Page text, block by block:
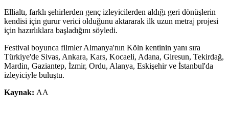
Ellialtı, farklı şehirlerden genç izleyicilerden aldığı geri dönüşlerin
kendisi için gurur verici olduğunu aktararak ilk uzun metraj projesi
için hazırlıklara başladığını söyledi.
Festival boyunca filmler Almanya'nın Köln kentinin yanı sıra
Türkiye'de Sivas, Ankara, Kars, Kocaeli, Adana, Giresun, Tekirdağ,
Mardin, Gaziantep, İzmir, Ordu, Alanya, Eskişehir ve İstanbul'da
izleyiciyle buluştu.
Kaynak: AA